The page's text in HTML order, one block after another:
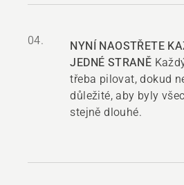
04.
NYNÍ NAOSTŘETE
JEDNÉ STRANĚ
třeba pilovat, dokud
důležité, aby byly
stejně dlouhé.